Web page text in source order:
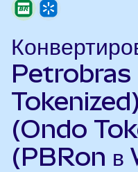
Petrobras
(Ondo
(PBRon в